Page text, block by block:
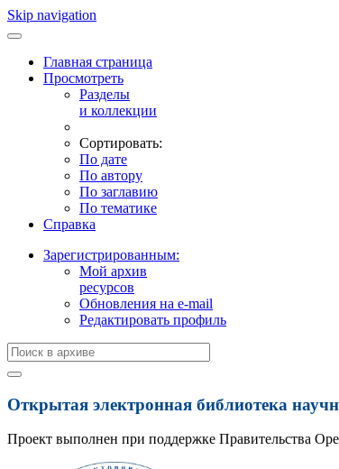
Skip navigation
Главная страница
Просмотреть
Разделы
и коллекции
Сортировать:
По дате
По автору
По заглавию
По тематике
Справка
Зарегистрированным:
Мой архив
ресурсов
Обновления на e-mail
Редактировать профиль
Открытая электронная библиотека
Проект выполнен при поддержке Правительства